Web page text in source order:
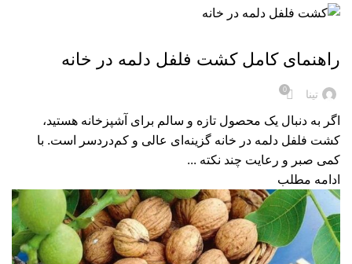
راهنمای کامل کشت فلفل دلمه در خانه
تینا 0
اگر به دنبال یک محصول تازه و سالم برای آشپزخانه هستید،
کشت فلفل دلمه در خانه گزینه‌ای عالی و کم‌دردسر است. با
کمی صبر و رعایت چند نکته ...
ادامه مطلب